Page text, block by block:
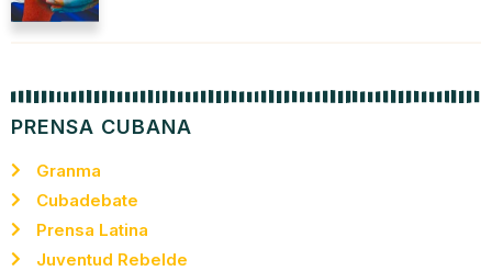
PRENSA CUBANA
Granma
Cubadebate
Prensa Latina
Juventud Rebelde